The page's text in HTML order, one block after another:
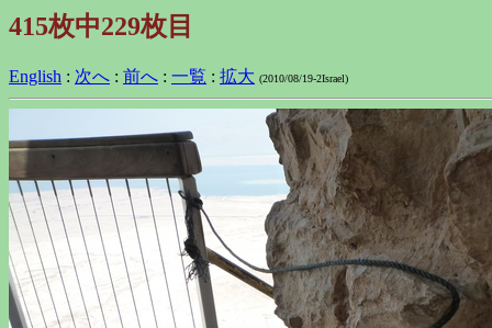
415枚中229枚目
English : 次へ : 前へ : 一覧 : 拡大 (2010/08/19-2Israel)